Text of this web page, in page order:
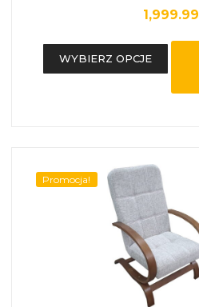
1,999.99
WYBIERZ OPCJE
Promocja!